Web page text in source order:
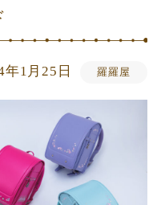
年1月25日 羅羅屋